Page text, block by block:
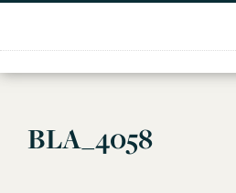
contentBLA_4058